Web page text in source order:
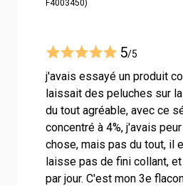
F4003450)
5/5
j'avais essayé un produit
laissait des peluches sur
du tout agréable, avec ce
concentré à 4%, j'avais
chose, mais pas du tout, il
laisse pas de fini collant,
par jour. C'est mon 3e